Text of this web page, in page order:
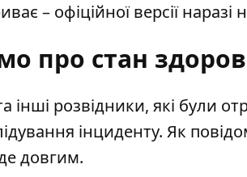
– офіційної версії наразі
про стан
інші розвідники, які були
інциденту. Як
довгим.